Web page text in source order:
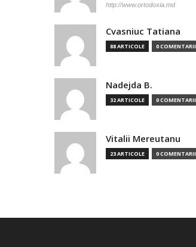
http://www.ortodoxia.md
Cvasniuc Tatiana
88 ARTICOLE 0 COMENTARII
Nadejda B.
32 ARTICOLE 0 COMENTARII
Vitalii Mereutanu
23 ARTICOLE 0 COMENTARII